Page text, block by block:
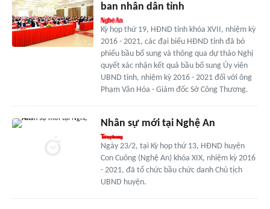
ban nhân dân tỉnh
Kỳ họp thứ 19, HĐND tỉnh khóa XVII, nhiệm kỳ
2016 - 2021, các đại biểu HĐND tỉnh đã bỏ
phiếu bầu bổ sung và thông qua dự thảo Nghị
quyết xác nhận kết quả bầu bổ sung Ủy viên
UBND tỉnh, nhiệm kỳ 2016 - 2021 đối với ông
Phạm Văn Hóa - Giám đốc Sở Công Thương.
Nhân sự mới tại Nghệ An
Ngày 23/2, tại Kỳ họp thứ 13, HĐND huyện
Con Cuông (Nghệ An) khóa XIX, nhiệm kỳ 2016
- 2021, đã tổ chức bầu chức danh Chủ tịch
UBND huyện.